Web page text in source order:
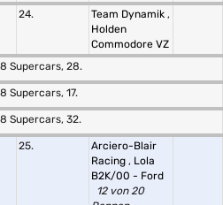
24. Team Dynamik ,
Holden
Commodore VZ
Supercars, 28.
Supercars, 17.
Supercars, 32.
25.
Arciero-Blair
Racing , Lola
B2K/00 - Ford
12 von 20